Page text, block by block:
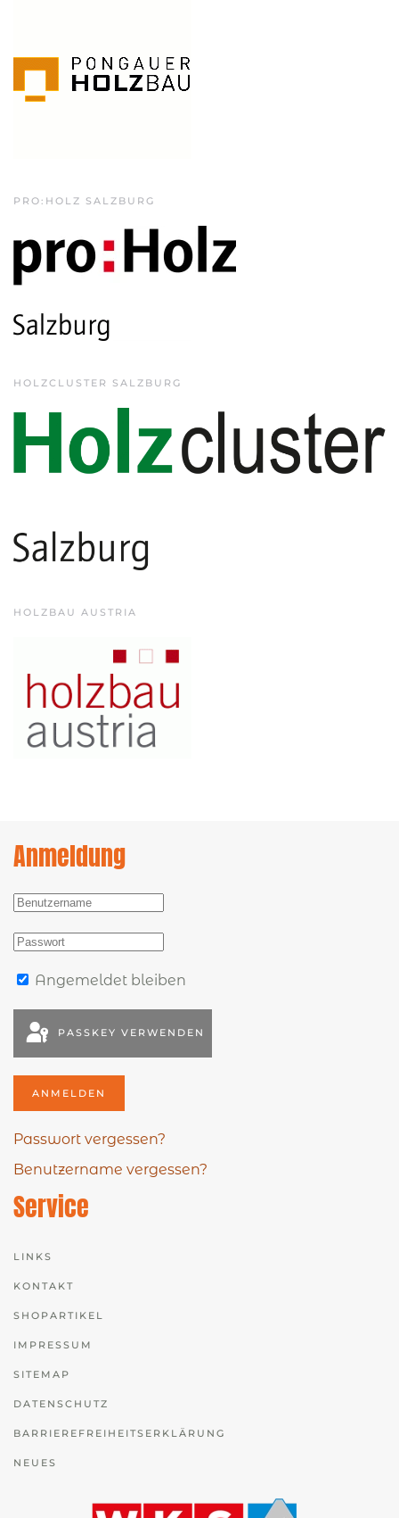
PRO:HOLZ SALZBURG
HOLZCLUSTER SALZBURG
HOLZBAU AUSTRIA
Anmeldung
Angemeldet bleiben
PASSKEY VERWENDEN
ANMELDEN
Passwort vergessen?
Benutzername vergessen?
Service
LINKS
KONTAKT
SHOPARTIKEL
IMPRESSUM
SITEMAP
DATENSCHUTZ
BARRIEREFREIHEITSERKLÄRUNG
NEUES